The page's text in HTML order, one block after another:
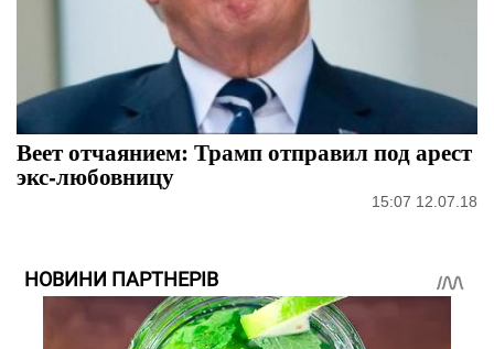
Веет отчаянием: Трамп отправил под арест
экс-любовницу
15:07 12.07.18
НОВИНИ ПАРТНЕРІВ